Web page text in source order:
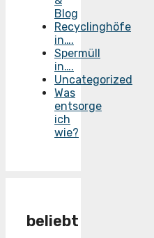
Blog
Recyclinghöfe
in….
Spermüll
in….
Uncategorized
Was
entsorge
ich
wie?
beliebt